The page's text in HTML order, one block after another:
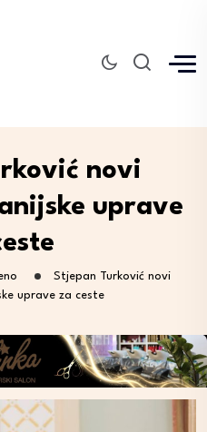
novi
uprave
Stjepan Turković novi
uprave za ceste